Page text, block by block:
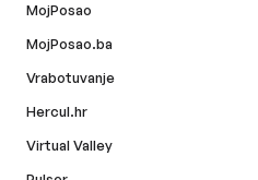
MojPosao
MojPosao.ba
Vrabotuvanje
Hercul.hr
Virtual Valley